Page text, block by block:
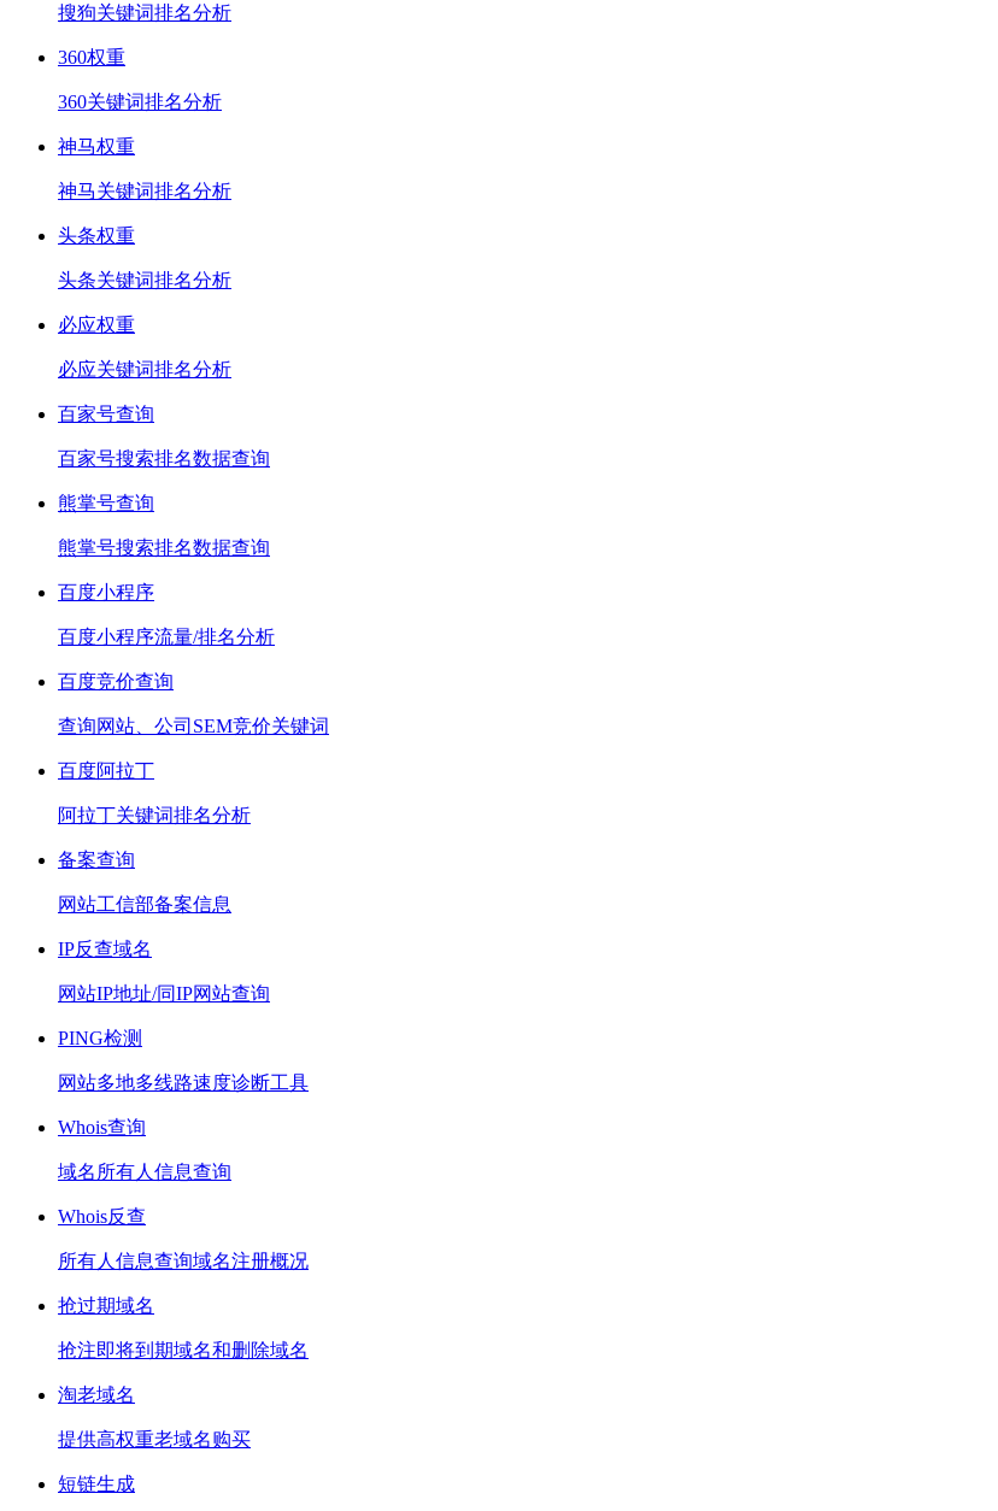
搜狗关键词排名分析
360权重
360关键词排名分析
神马权重
神马关键词排名分析
头条权重
头条关键词排名分析
必应权重
必应关键词排名分析
百家号查询
百家号搜索排名数据查询
熊掌号查询
熊掌号搜索排名数据查询
百度小程序
百度小程序流量/排名分析
百度竞价查询
查询网站、公司SEM竞价关键词
百度阿拉丁
阿拉丁关键词排名分析
备案查询
网站工信部备案信息
IP反查域名
网站IP地址/同IP网站查询
PING检测
网站多地多线路速度诊断工具
Whois查询
域名所有人信息查询
Whois反查
所有人信息查询域名注册概况
抢过期域名
抢注即将到期域名和删除域名
淘老域名
提供高权重老域名购买
短链生成